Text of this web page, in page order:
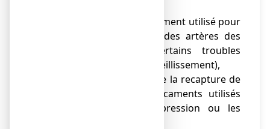
● pentoxifylline (médicament utilisé pour
traiter une pathologie des artères des
jambes ainsi que certains troubles
neurologiques liés au vieillissement),
● inhibiteurs sélectifs de la recapture de
la sérotonine (médicaments utilisés
pour traiter la dépression ou les